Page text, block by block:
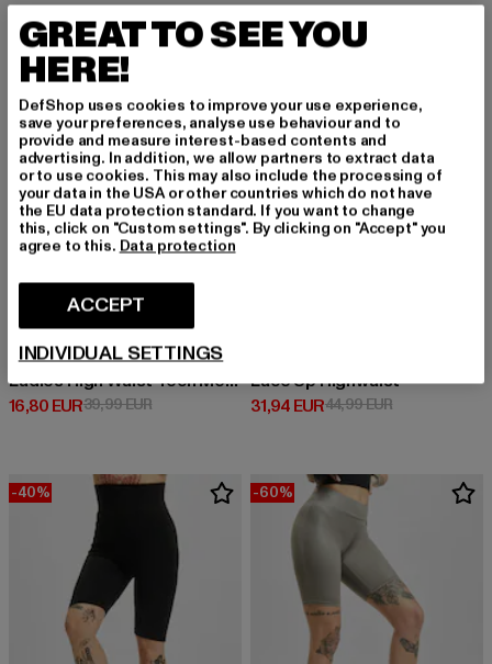
-58%
URBAN CLASSICS
Ladies High Waist Tech Mesh Aop Cycle
16,80 EUR
Prix courant: 16,80 EUR
39,99 EURPrix en promotion: 39,99 EUR
Lace Up Highwaist
31,94 EUR
Prix courant: 31,94 EUR
44,99 EURPrix en
-40% -60%
GREAT TO SEE YOU
HERE!
DefShop uses cookies to improve your use experience,
save your preferences, analyse use behaviour and to
provide and measure interest-based contents and
advertising. In addition, we allow partners to extract data
or to use cookies. This may also include the processing of
your data in the USA or other countries which do not have
the EU data protection standard. If you want to change
this, click on "Custom settings". By clicking on "Accept" you
agree to this. Data protection
ACCEPT
INDIVIDUAL SETTINGS